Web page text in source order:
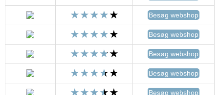
Besøg webshop
Besøg webshop
Besøg webshop
Besøg webshop
Besøg webshop